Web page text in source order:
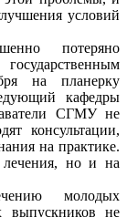
условий
потеряно
на планерку
кафедры
СГМУ не
консультации,
на практике.
лечения, но и на
молодых
выпускников не